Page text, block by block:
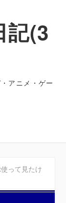
記(3
アニメ・ゲー
って見たけ